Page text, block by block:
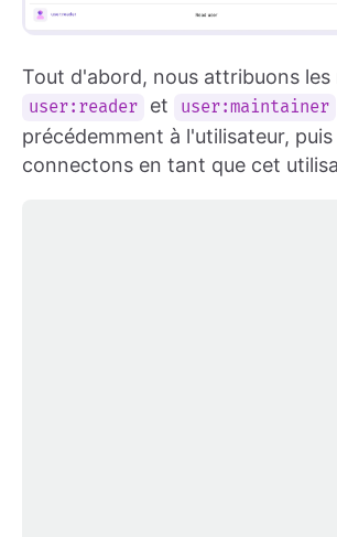
Tout d'abord, nous attribuons les
user:reader et user:maintainer
précédemment à l'utilisateur,
connectons en tant que cet